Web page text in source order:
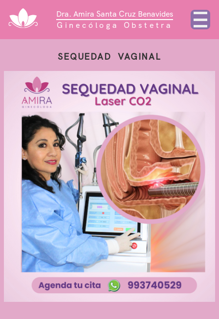
Dra. Amira Santa Cruz Benavides
Ginecóloga Obstetra
SEQUEDAD  VAGINAL